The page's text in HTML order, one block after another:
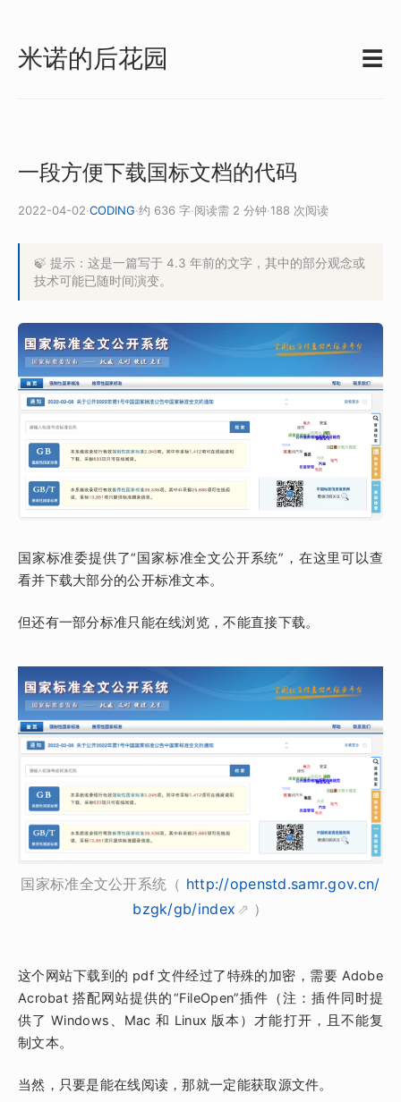
米诺的后花园 ☰
一段方便下载国标文档的代码
2022-04-02·CODING·约 636 字·阅读需 2 分钟·188 次阅读
🍃 提示：这是一篇写于 4.3 年前的文字，其中的部分观念或
技术可能已随时间演变。
国家标准委提供了“国家标准全文公开系统”，在这里可以查
看并下载大部分的公开标准文本。
但还有一部分标准只能在线浏览，不能直接下载。
国家标准全文公开系统（ http://openstd.samr.gov.cn/
bzgk/gb/index
）
这个网站下载到的 pdf 文件经过了特殊的加密，需要 Adobe
Acrobat 搭配网站提供的“FileOpen”插件（注：插件同时提
供了 Windows、Mac 和 Linux 版本）才能打开，且不能复
制文本。
当然，只要是能在线阅读，那就一定能获取源文件。